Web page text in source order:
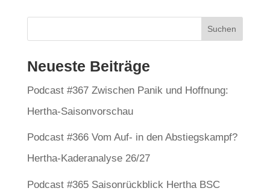
Neueste Beiträge
Podcast #367 Zwischen Panik und Hoffnung:
Hertha-Saisonvorschau
Podcast #366 Vom Auf- in den Abstiegskampf?
Hertha-Kaderanalyse 26/27
Podcast #365 Saisonrückblick Hertha BSC